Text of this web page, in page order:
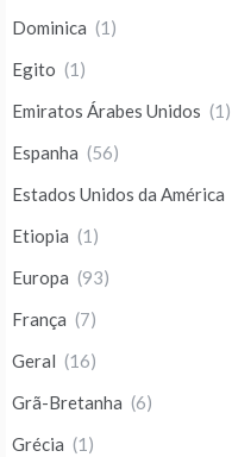
Dominica (1)
Egito (1)
Emiratos Árabes Unidos (1)
Espanha (56)
Estados Unidos da América
Etiopia (1)
Europa (93)
França (7)
Geral (16)
Grã-Bretanha (6)
Grécia (1)